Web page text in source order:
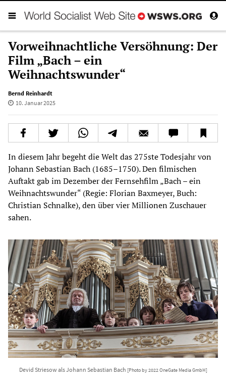
Vorweihnachtliche Versöhnung: Der
Film „Bach – ein
Weihnachtswunder“
Bernd Reinhardt
10. Januar 2025
In diesem Jahr begeht die Welt das 275ste Todesjahr von
Johann Sebastian Bach (1685–1750). Den filmischen
Auftakt gab im Dezember der Fernsehfilm „Bach – ein
Weihnachtswunder“ (Regie: Florian Baxmeyer, Buch:
Christian Schnalke), den über vier Millionen Zuschauer
sahen.
Devid Striesow als Johann Sebastian Bach [Photo by 2022 OneGate Media GmbH]